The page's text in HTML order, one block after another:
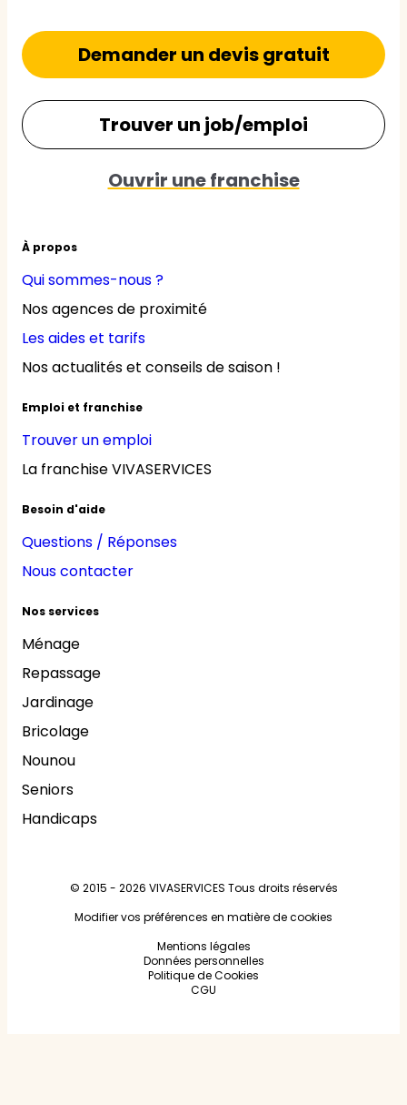
À propos
Qui sommes-nous ?
Nos agences de proximité
Les aides et tarifs
Nos actualités et conseils de saison !
Emploi et franchise
Trouver un emploi
La franchise VIVASERVICES
Besoin d'aide
Questions / Réponses
Nous contacter
Nos services
Ménage
Repassage
Jardinage
Bricolage
Nounou
Seniors
Handicaps
Demander un devis gratuit
Trouver un job/emploi
Ouvrir une franchise
© 2015 - 2026 VIVASERVICES Tous droits réservés
Modifier vos préférences en matière de cookies
Mentions légales
Données personnelles
Politique de Cookies
CGU